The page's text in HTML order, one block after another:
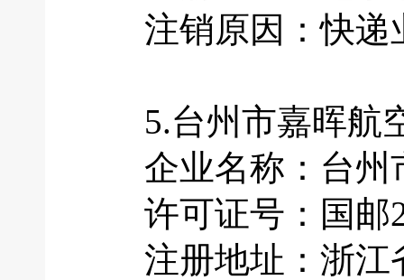
注销原因：快递
5.台州市嘉晖航
企业名称：台州
许可证号：国邮
注册地址：浙江